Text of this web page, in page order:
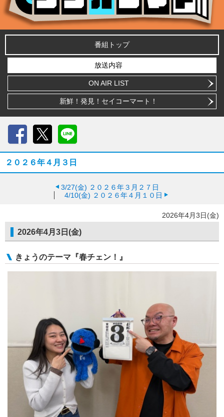
番組トップ
放送内容
ON AIR LIST
新鮮！発見！セイコーマート！
２０２６年４月３日
3/27(金) ２０２６年３月２７日
4/10(金) ２０２６年４月１０日
2026年4月3日(金)
2026年4月3日(金)
きょうのテーマ『春チェン！』